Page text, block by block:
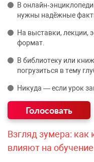
В
нужны надёжные
На выставки,
формат.
В библиотеку или
погрузиться в тему
Никуда — если урок
Взгляд зумера: как
влияют на обучение